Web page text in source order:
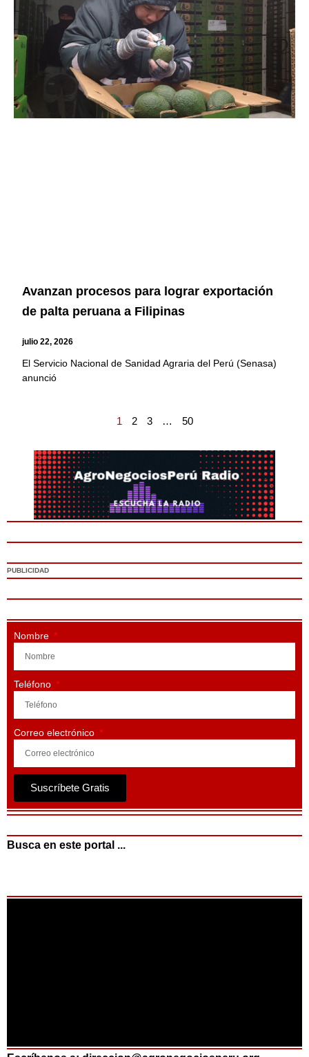
Avanzan procesos para lograr exportación
de palta peruana a Filipinas
julio 22, 2026
El Servicio Nacional de Sanidad Agraria del Perú (Senasa)
anunció
1 2 3 … 50
PUBLICIDAD
Nombre
Teléfono
Correo electrónico
Suscríbete Gratis
Busca en este portal ...